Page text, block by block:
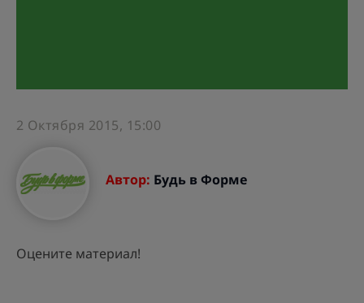
2 Октября 2015, 15:00
Автор: Будь в Форме
Оцените материал!